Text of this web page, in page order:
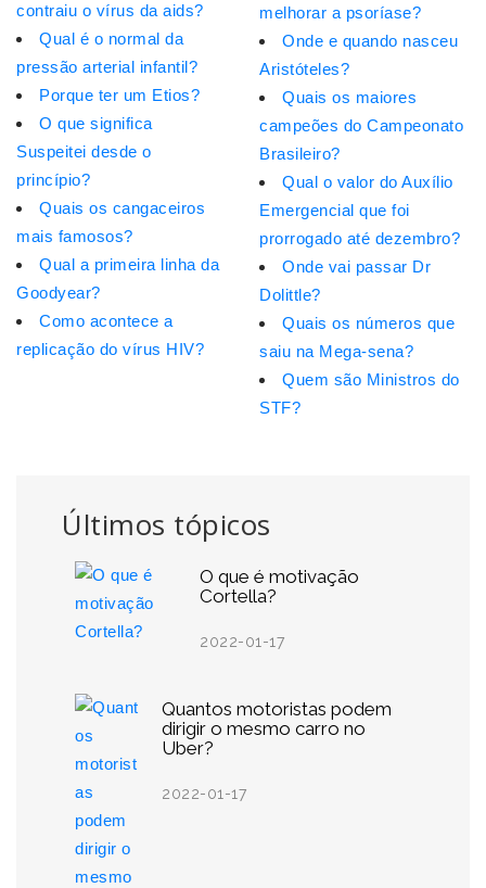
Últimos tópicos
O que é motivação
Cortella?
2022-01-17
Quantos motoristas podem
dirigir o mesmo carro no
Uber?
2022-01-17
contraiu o vírus da aids?
Qual é o normal da
pressão arterial infantil?
Porque ter um Etios?
O que significa
Suspeitei desde o
princípio?
Quais os cangaceiros
mais famosos?
Qual a primeira linha da
Goodyear?
Como acontece a
replicação do vírus HIV?
melhorar a psoríase?
Onde e quando nasceu
Aristóteles?
Quais os maiores
campeões do Campeonato
Brasileiro?
Qual o valor do Auxílio
Emergencial que foi
prorrogado até dezembro?
Onde vai passar Dr
Dolittle?
Quais os números que
saiu na Mega-sena?
Quem são Ministros do
STF?